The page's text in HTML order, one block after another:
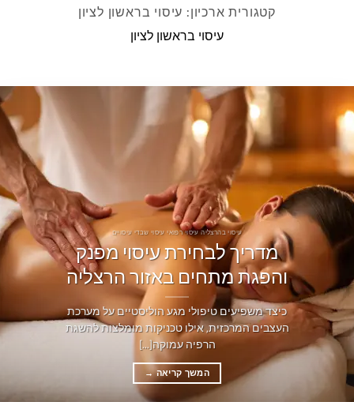
קטגורית ארכיון: עיסוי בראשון לציון
עיסוי בראשון לציון
עיסוי בהרצליה עיסוי רפואי עיסוי שבדי עיסויים
מדריך לבחירת עיסוי מפנק
והפגת מתחים באזור הרצליה
כיצד משפיעים טיפולי מגע הוליסטיים על מערכת
העצבים המרכזית, אילו טכניקות מומלצות להשגת
הרפיה עמוקה[...]
המשך קריאה→